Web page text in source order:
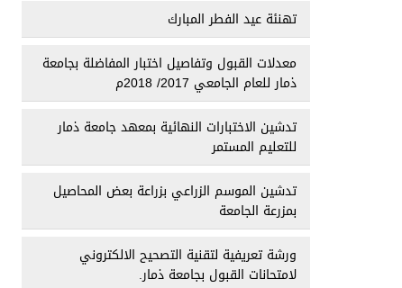
تهنئة عيد الفطر المبارك
معدلات القبول وتفاصيل اختبار المفاضلة بجامعة
ذمار للعام الجامعي 2017/ 2018م
تدشين الاختبارات النهائية بمعهد جامعة ذمار
للتعليم المستمر
تدشين الموسم الزراعي بزراعة بعض المحاصيل
بمزرعة الجامعة
ورشة تعريفية لتقنية التصحيح الالكتروني
لامتحانات القبول بجامعة ذمار.